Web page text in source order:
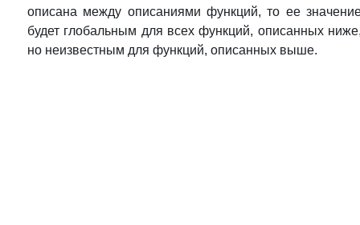
описана между описаниями функций, то ее
будет глобальным для всех функций, описанных
но неизвестным для функций, описанных выше.